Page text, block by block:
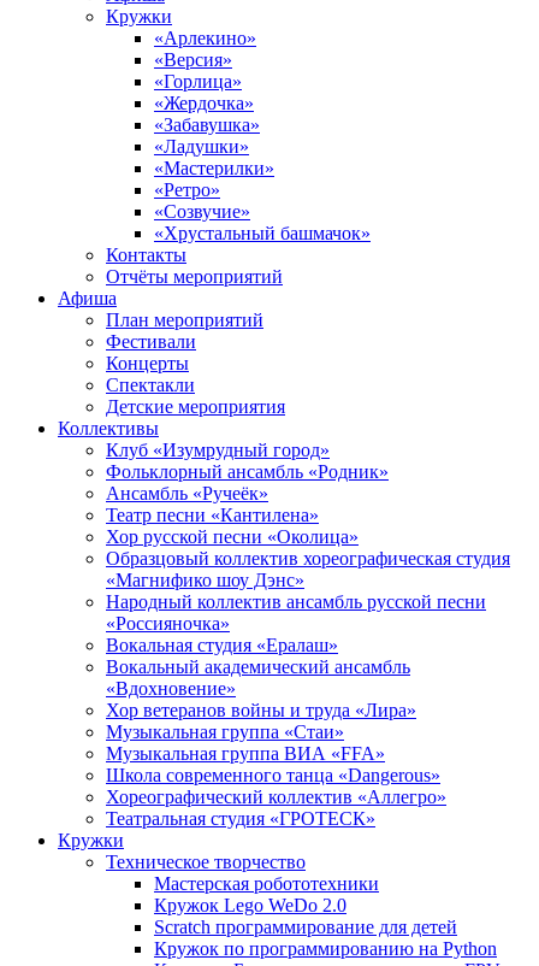
Кружки
«Арлекино»
«Версия»
«Горлица»
«Жердочка»
«Забавушка»
«Ладушки»
«Мастерилки»
«Ретро»
«Созвучие»
«Хрустальный башмачок»
Контакты
Отчёты мероприятий
Афиша
План мероприятий
Фестивали
Концерты
Спектакли
Детские мероприятия
Коллективы
Клуб «Изумрудный город»
Фольклорный ансамбль «Родник»
Ансамбль «Ручеёк»
Театр песни «Кантилена»
Хор русской песни «Околица»
Образцовый коллектив хореографическая студия
«Магнифико шоу Дэнс»
Народный коллектив ансамбль русской песни
«Россияночка»
Вокальная студия «Ералаш»
Вокальный академический ансамбль
«Вдохновение»
Хор ветеранов войны и труда «Лира»
Музыкальная группа «Стаи»
Музыкальная группа ВИА «FFA»
Школа современного танца «Dangerous»
Хореографический коллектив «Аллегро»
Театральная студия «ГРОТЕСК»
Кружки
Техническое творчество
Мастерская робототехники
Кружок Lego WeDo 2.0
Scratch программирование для детей
Кружок по программированию на Python